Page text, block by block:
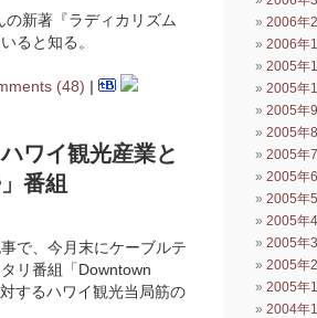
新著『ラディカリズム
ると知る。
(48) |
ワイ観光産業と
番組
で、今月末にケーブルテ
リ番組「Downtown
するハワイ観光当局筋の
2006年
2006年
2005年
2005年
2005年
2005年
2005年
2005年
2005年
2005年
2005年
2005年
2005年
2004年